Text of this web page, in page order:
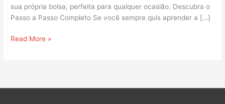
sua própria bolsa, perfeita para qualquer ocasião. Descubra o
Passo a Passo Completo Se você sempre quis aprender a […]
Read More »